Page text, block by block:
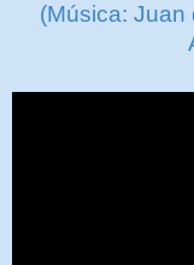
(Música: Juan